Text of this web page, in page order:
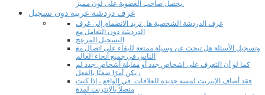
يحصل صاحب العضوية على لون مميز.
غرف دردشة عربية دون تسجيل
غرف الدردشة الشخصية هل تريد الانضمام إلى غرف
الدردشة دون التعامل مع
التسجيل المزعج
وتسجيل الأسئلة هل تبحث عن وسيلة ممتعة للبقاء على اتصال مع
الناس في جميع أنحاء العالم
كما لو أن التعرف على اشخاص جدد أو مقابلة أشخاص جدد لم
يكن أمرًا صعبًا بالفعل ،
فقد أضاف الإنترنت لمسة جديدة للعلاقات. في الواقع ، إذا كنت
متصلاً بالإنترنت لمدة